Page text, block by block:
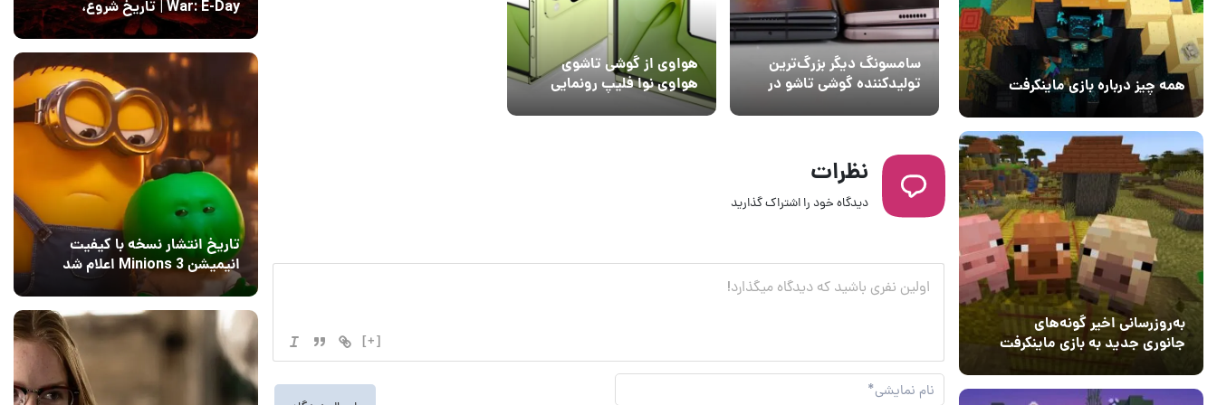
همه چیز درباره بازی ماینکرفت
به‌روزرسانی اخیر گونه‌های
جانوری جدید به بازی ماینکرفت
سامسونگ دیگر بزرگ‌ترین
تولیدکننده گوشی تاشو در
هواوی از گوشی تاشوی
هواوی نوا فلیپ رونمایی
کرد
نظرات
دیدگاه خود را اشتراک گذارید
[+]
نام
War: E-Day | تاریخ‌ شروع،
محتواها و نحوه دسترسی
تاریخ انتشار نسخه با کیفیت
انیمیشن Minions 3 اعلام شد